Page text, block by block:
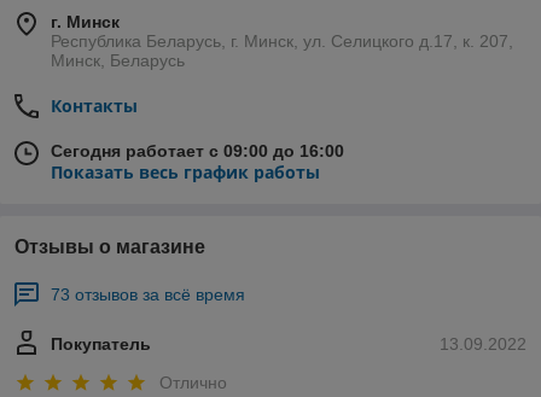
г. Минск
Республика Беларусь, г. Минск, ул. Селицкого д.17, к. 207,
Минск, Беларусь
Контакты
Сегодня работает с 09:00 до 16:00
Показать весь график работы
Отзывы о магазине
73 отзывов за всё время
13.09.2022
Покупатель
Отлично